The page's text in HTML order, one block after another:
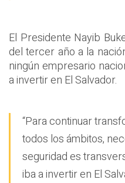
El Presidente Nayib
del tercer año a la
ningún empresario
a invertir en El Salvador.
“Para continuar
todos los ámbitos,
seguridad es
iba a invertir en El